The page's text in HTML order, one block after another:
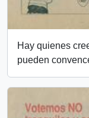
Hay quienes
pueden